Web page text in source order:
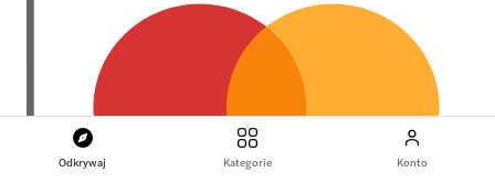
Odkrywaj Kategorie Konto